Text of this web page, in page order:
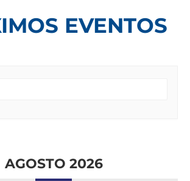
EVENTOS
AGOSTO 2026